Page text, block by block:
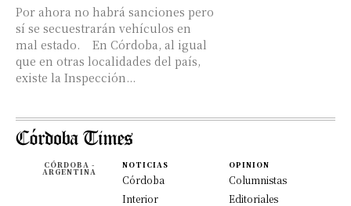
Por ahora no habrá sanciones pero
sí se secuestrarán vehículos en
mal estado. En Córdoba, al igual
que en otras localidades del país,
existe la Inspección...
CÓRDOBA -
ARGENTINA
NOTICIAS
Córdoba
Interior
OPINION
Columnistas
Editoriales